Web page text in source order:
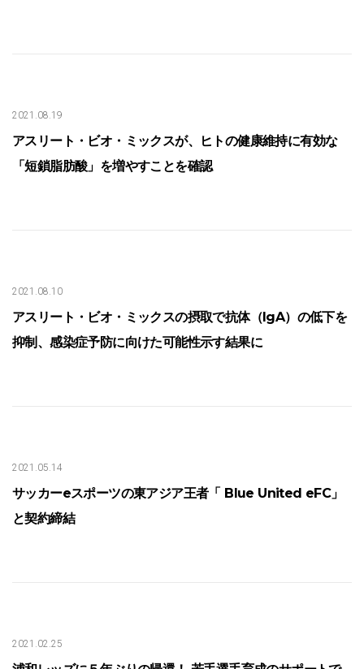
2021.08.19
アスリート・ビオ・ミックスが、ヒトの健康維持に有効な
「短鎖脂肪酸」を増やすことを確認
2021.08.10
アスリート・ビオ・ミックスの摂取で抗体（IgA）の低下を
抑制、感染症予防に向けた可能性示す結果に
2021.05.14
サッカーeスポーツの東アジア王者「 Blue United eFC」
と契約締結
2021.02.25